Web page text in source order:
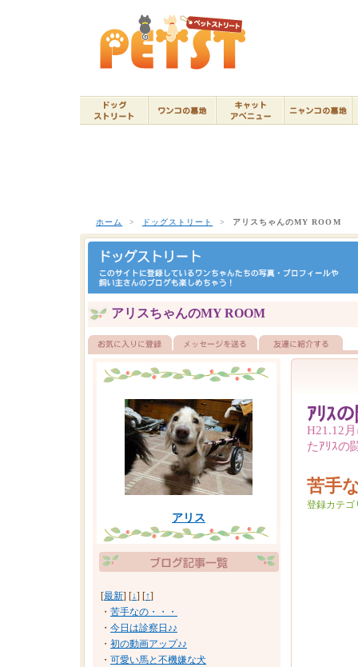
ホーム > ドッグストリート > アリスちゃんのMY ROOM
アリスちゃんのMY ROOM
アリス
[最新] [↓] [↑]
・ 苦手なの・・・
・ 今日は診察日♪♪
・ 初の動画アップ♪♪
・ 可愛い馬と不機嫌な犬
ｱﾘｽ
H21.12
たｱﾘｽの
苦手
登録カテゴ